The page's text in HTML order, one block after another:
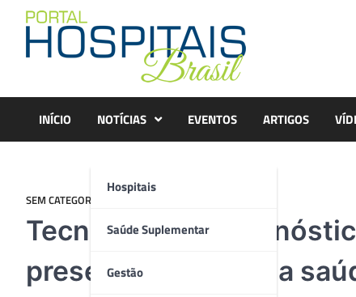
content
INÍCIO NOTÍCIAS
Hospitais
Saúde Suplementar
Gestão
EVENTOS ARTIGOS
SEM CATEGORIA
Tecnologia de
presente e futuro da